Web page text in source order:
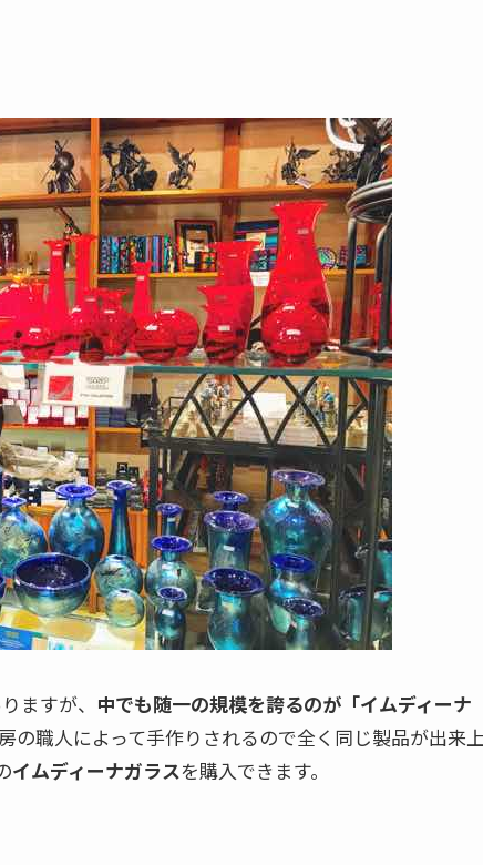
ますが、 中でも随一の規模を誇るのが「イムディーナ
の職人によって手作りされるので全く同じ製品が出来
イムディーナガラスを購入できます。